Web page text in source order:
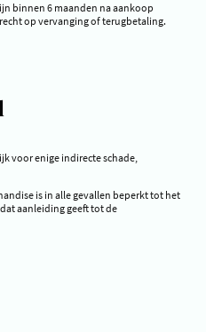
binnen 6 maanden na aankoop
op vervanging of terugbetaling.
voor enige indirecte schade,
is in alle gevallen beperkt tot het
aanleiding geeft tot de